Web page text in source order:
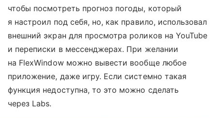
чтобы посмотреть прогноз погоды, который
я настроил под себя, но, как правило, использовал
внешний экран для просмотра роликов на YouTube
и переписки в мессенджерах. При желании
на FlexWindow можно вывести вообще любое
приложение, даже игру. Если системно такая
функция недоступна, то это можно сделать
через Labs.